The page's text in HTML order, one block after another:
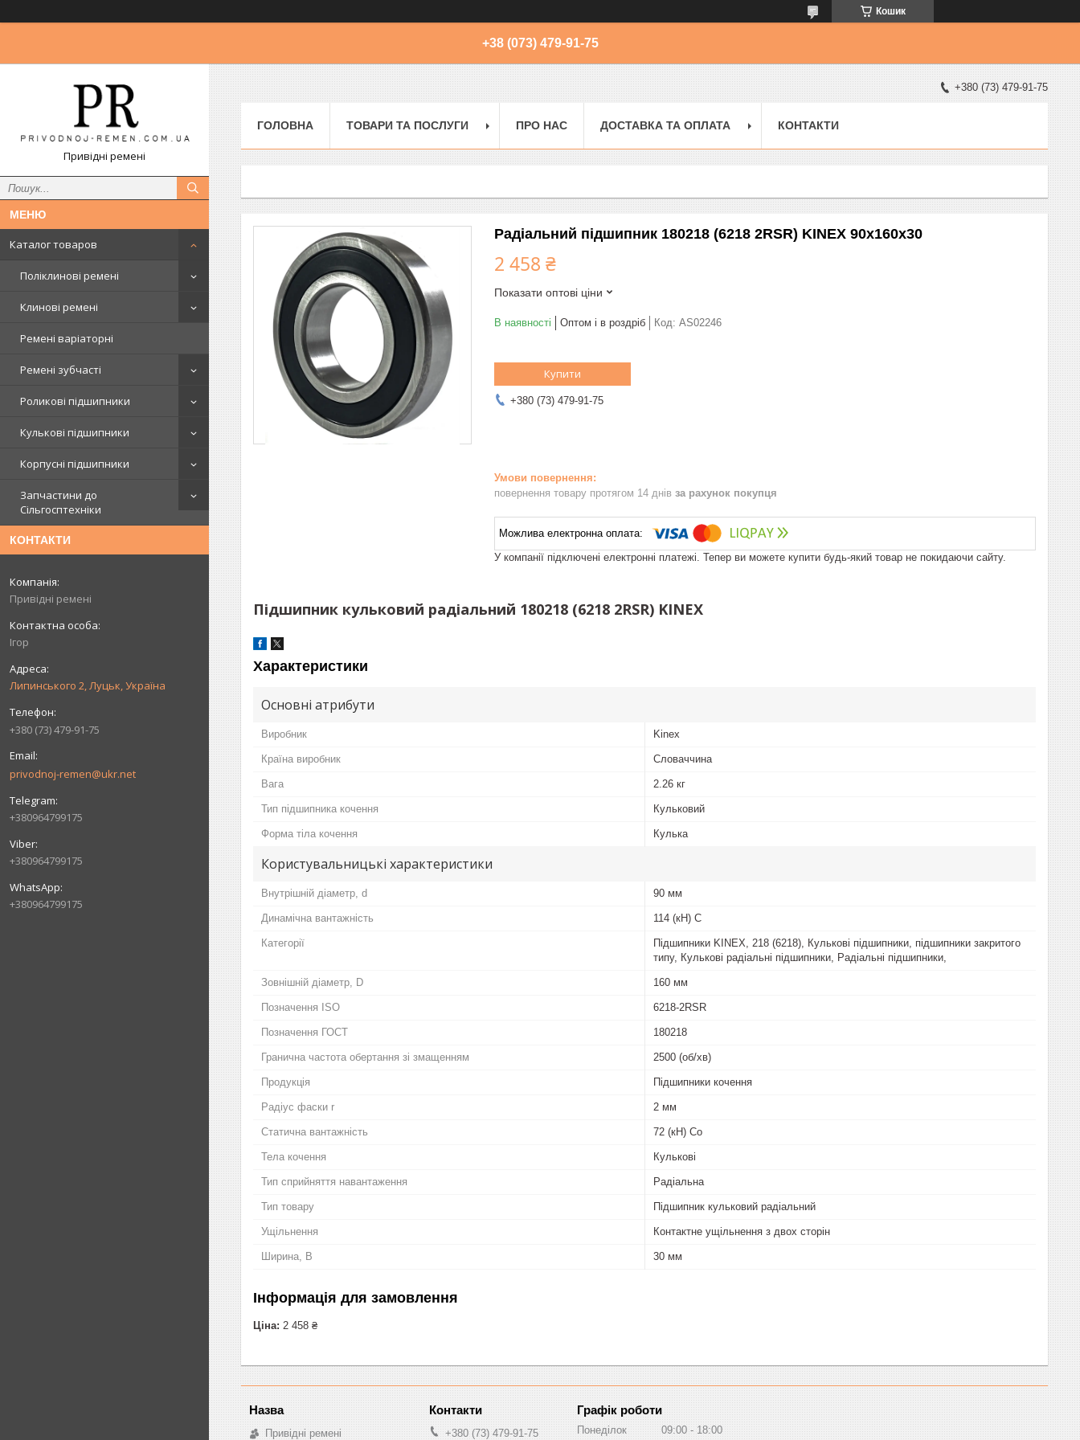
Кошик
+38 (073) 479-91-75
Привідні ремені
Каталог товаров
Поліклинові ремені
Клинові ремені
Ремені варіаторні
Ремені зубчасті
Роликові підшипники
Кулькові підшипники
Корпусні підшипники
Запчастини до
Сільгосптехніки
КОНТАКТИ
Привідні ремені
Ігор
Липинського 2, Луцьк, Україна
+380 (73) 479-91-75
privodnoj-remen@ukr.net
+380964799175
+380964799175
+380964799175
+380 (73) 479-91-75
ГОЛОВНА ТОВАРИ ТА ПОСЛУГИ ПРО НАС ДОСТАВКА ТА ОПЛАТА КОНТАКТИ
Радіальний підшипник 180218 (6218 2RSR) KINEX 90x160x30
2 458 ₴
Показати оптові ціни
В наявності Оптом і в роздріб Код: AS02246
Купити
+380 (73) 479-91-75
повернення товару протягом 14 днів за рахунок покупця
У компанії підключені електронні платежі. Тепер ви можете купити будь-який товар не покидаючи сайту.
Підшипник кульковий радіальний 180218 (6218 2RSR) KINEX
Характеристики
Основні атрибути
Виробник Kinex
Країна виробник Словаччина
Вага 2.26 кг
Тип підшипника кочення Кульковий
Форма тіла кочення Кулька
Користувальницькі характеристики
Внутрішній діаметр, d 90 мм
Динамічна вантажність 114 (кН) C
Категорії
Підшипники KINEX, 218 (6218), Кулькові підшипники, підшипники закритого
типу, Кулькові радіальні підшипники, Радіальні підшипники,
Зовнішній діаметр, D 160 мм
Позначення ISO 6218-2RSR
Позначення ГОСТ 180218
Гранична частота обертання зі змащенням 2500 (об/хв)
Продукція Підшипники кочення
Радіус фаски r 2 мм
Статична вантажність 72 (кН) Co
Тела кочення Кулькові
Тип сприйняття навантаження Радіальна
Тип товару Підшипник кульковий радіальний
Ущільнення Контактне ущільнення з двох сторін
Ширина, B 30 мм
Інформація для замовлення
Ціна: 2 458 ₴
Привідні ремені +380 (73) 479-91-75
Графік роботи
Понеділок 09:00 18:00